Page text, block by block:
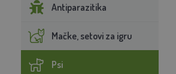
Antiparazitika
Mačke, setovi za igru
Psi